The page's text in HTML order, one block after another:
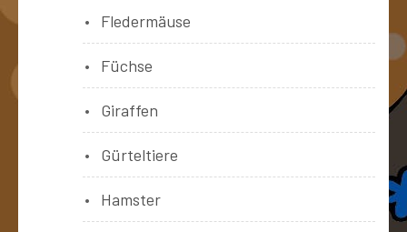
Fledermäuse
Füchse
Giraffen
Gürteltiere
Hamster